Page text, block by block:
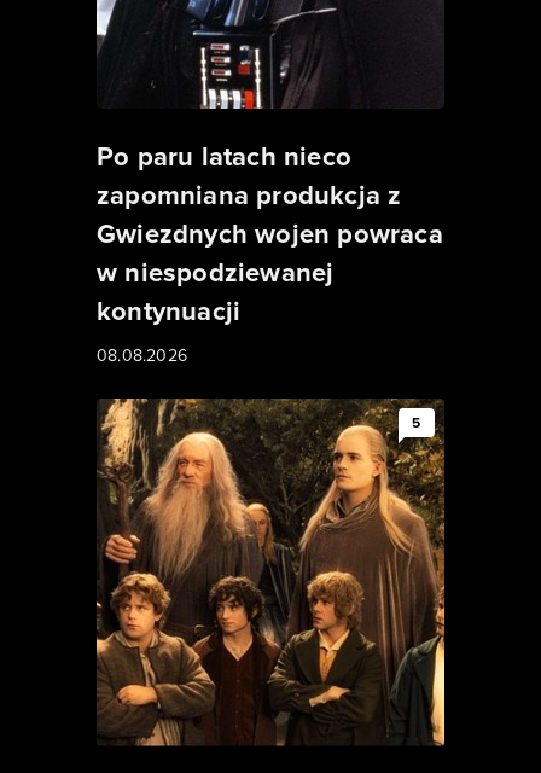
Po paru latach nieco
zapomniana produkcja z
Gwiezdnych wojen powraca
w niespodziewanej
kontynuacji
08.08.2026
5